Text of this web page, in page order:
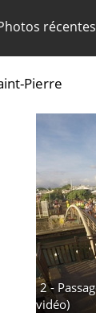
récentes
Pierre
2 -
vidéo)